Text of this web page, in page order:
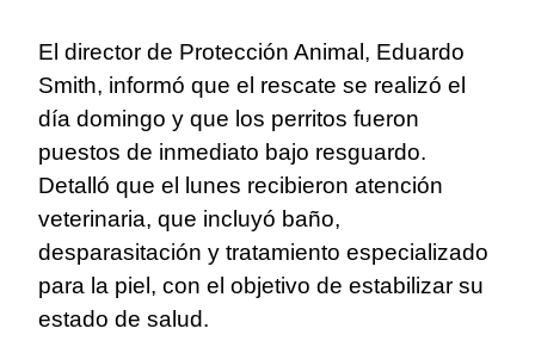
El director de Protección Animal, Eduardo
Smith, informó que el rescate se realizó el
día domingo y que los perritos fueron
puestos de inmediato bajo resguardo.
Detalló que el lunes recibieron atención
veterinaria, que incluyó baño,
desparasitación y tratamiento especializado
para la piel, con el objetivo de estabilizar su
estado de salud.